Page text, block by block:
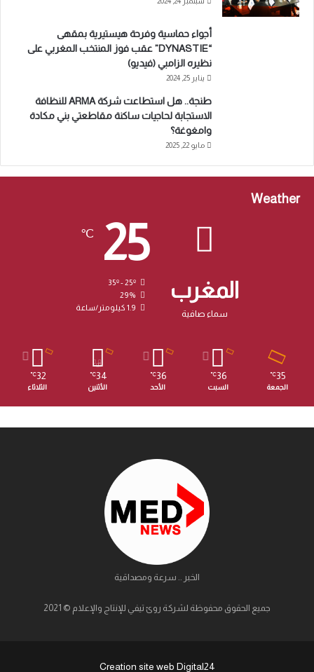
أجواء حماسية وفرحة هيستيرية بمقهى
“DYNASTIE” عقب فوز المنتخب المغربي على
نظيره الزامبي (فيديو)
يناير 25, 2024
طنجة.. هل استطاعت شركة ARMA للنظافة
الاستجابة لحاجيات ساكنة مقاطعتي بني مكادة
وامغوغة؟
مايو 22, 2025
Weather
المغرب
سماء صافية
25
℃
35º - 25º
29%
1.9 كيلومتر/ساعة
35
℃
الجمعة
36
℃
السبت
36
℃
الأحد
34
℃
الأثنين
32
℃
الثلاثاء
الخبر .. سرعة ومصداقية
جميع الحقوق محفوظة لشركة روئ تيفي للإنتاج والإعلام © 2021
Creation site web Digital24